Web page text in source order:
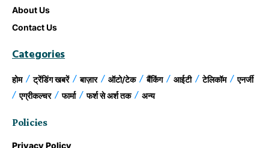
About Us
Contact Us
Categories
होम ट्रेंडिंग खबरें बाज़ार ऑटो/टेक बैंकिंग आईटी टेलिकॉम
एनर्जी
एग्रीकल्चर
फार्मा फर्श से अर्श तक अन्य
Policies
Privacy Policy